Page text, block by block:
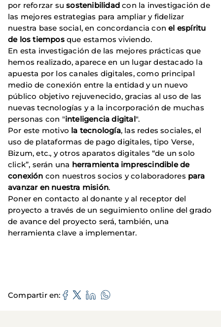
por reforzar susostenibilidad con la investigación de
las mejores estrategias para ampliar y fidelizar
nuestra base social, en concordancia conel espíritu
de los tiemposque estamos viviendo.
En esta investigación de las mejores prácticas que
hemos realizado, aparece en un lugar destacado la
apuesta por los canales digitales, como principal
medio de conexión entre la entidad y un nuevo
público objetivo rejuvenecido, gracias al uso de las
nuevas tecnologías y a la incorporación de muchas
personas con "inteligencia digital".
Por este motivo la tecnología, las redes sociales, el
uso de plataformas de pago digitales, tipo Verse,
Bizum, etc., y otros aparatos digitales “de un solo
click”, serán una herramienta imprescindible de
conexión con nuestros socios y colaboradores para
avanzar en nuestra misión.
Poner en contacto al donante y al receptor del
proyecto a través de un seguimiento online del grado
de avance del proyecto será, también, una
herramienta clave a implementar.
Compartir en